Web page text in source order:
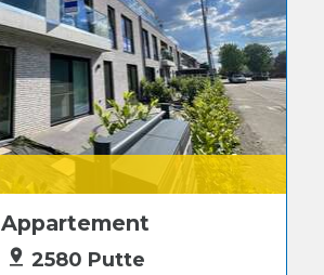
Appartement
2580 Putte